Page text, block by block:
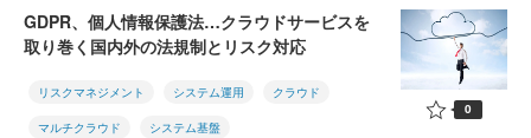
GDPR、個人情報保護法…クラウドサービスを
取り巻く国内外の法規制とリスク対応
リスクマネジメント システム運用 クラウド
マルチクラウド システム基盤
0